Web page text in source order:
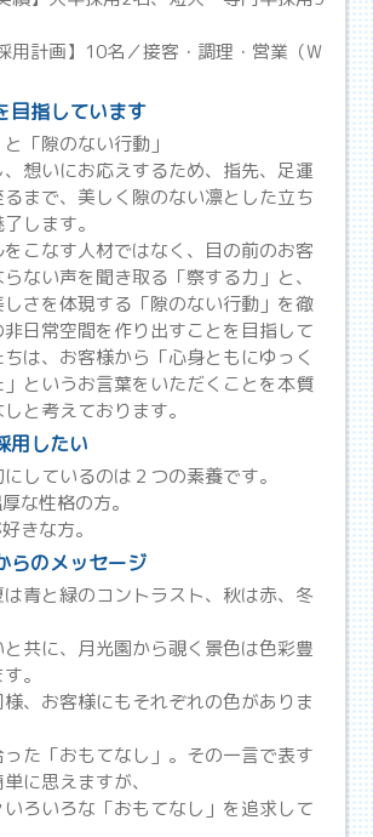
用計画】10名／接客・調理・営業（W
目指しています
と「隙のない行動」
想いにお応えするため、指先、足運
まで、美しく隙のない凛とした立ち
します。
こなす人材ではなく、目の前のお客
ない声を聞き取る「察する力」と、
さを体現する「隙のない行動」を徹
日常空間を作り出すことを目指して
は、お客様から「心身ともにゆっく
」というお言葉をいただくことを本質
と考えております。
用したい
しているのは２つの素養です。
な性格の方。
きな方。
らのメッセージ
青と緑のコントラスト、秋は赤、冬
共に、月光園から覗く景色は色彩豊
。
、お客様にもそれぞれの色がありま
た「おもてなし」。その一言で表す
に思えますが、
ろいろな「おもてなし」を追求して